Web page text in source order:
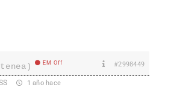
EM Off #2998449
1 año hace